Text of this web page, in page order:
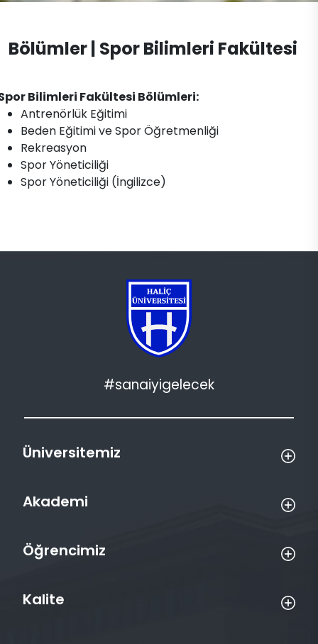
Spor Yöneticiliği
Spor Yöneticiliği (Türkçe)
İletişim
Bölümler | Spor Bilimleri Fakültesi
Bilimleri Fakültesi Bölümleri:
Antrenörlük Eğitimi
Beden Eğitimi ve Spor Öğretmenliği
Rekreasyon
Spor Yöneticiliği
Spor Yöneticiliği (İngilizce)
#sanaiyigelecek
Üniversitemiz
Akademi
Öğrencimiz
Kalite